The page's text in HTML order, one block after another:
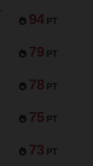
94 PT
79 PT
78 PT
75 PT
73 PT